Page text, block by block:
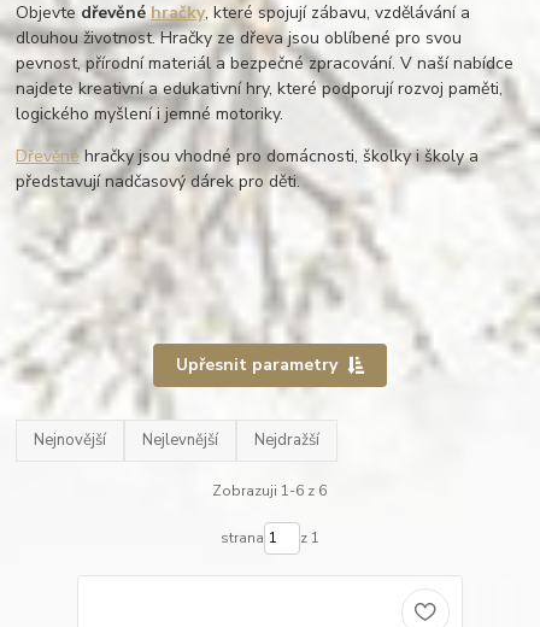
Objevte dřevěné hračky, které spojují zábavu, vzdělávání a
dlouhou životnost. Hračky ze dřeva jsou oblíbené pro svou
pevnost, přírodní materiál a bezpečné zpracování. V naší nabídce
najdete kreativní a edukativní hry, které podporují rozvoj paměti,
logického myšlení i jemné motoriky.
Dřevěnéhračky jsou vhodné pro domácnosti, školky i školy a
představují nadčasový dárek pro děti.
Upřesnit parametry
Nejnovější Nejlevnější Nejdražší
Zobrazuji 1-6 z 6
strana z 1